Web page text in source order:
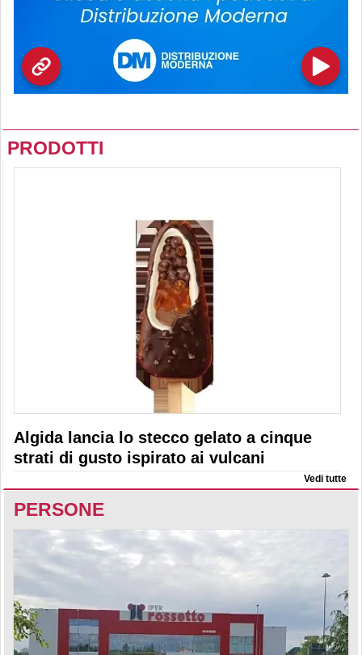
PRODOTTI
Algida lancia lo stecco gelato a cinque
strati di gusto ispirato ai vulcani
Vedi tutte
PERSONE